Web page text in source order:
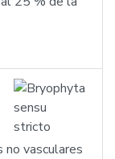
vasculares